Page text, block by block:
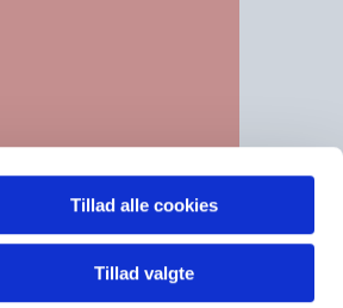
Tillad alle cookies
Tillad valgte